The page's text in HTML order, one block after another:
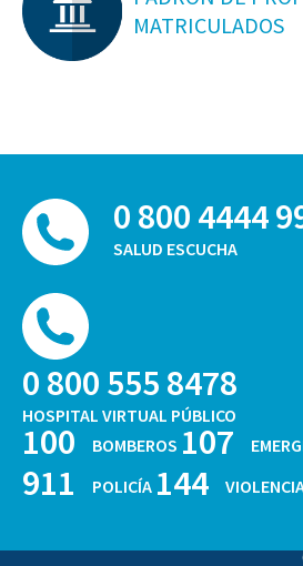
MATRICULADOS
0 800 4444
SALUD ESCUCHA
0 800 555 8478
HOSPITAL VIRTUAL PÚBLICO
100 BOMBEROS 107
911 POLICÍA 144